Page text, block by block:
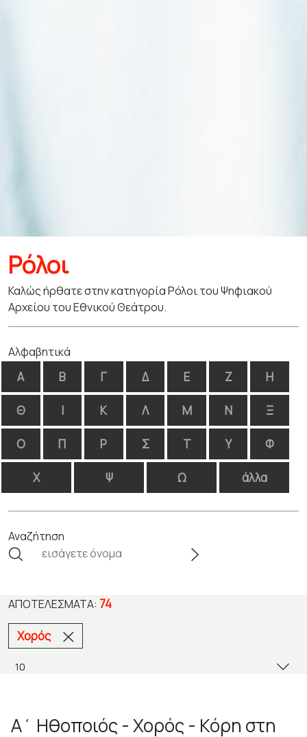
Ρόλοι
Καλώς ήρθατε στην κατηγορία Ρόλοι του Ψηφιακού
Αρχείου του Εθνικού Θεάτρου.
Αλφαβητικά
Α Β Γ Δ Ε Ζ Η
Θ Ι Κ Λ Μ Ν Ξ
Ο Π Ρ Σ Τ Υ Φ
Χ Ψ Ω άλλα
Αναζήτηση
ΑΠΟΤΕΛΈΣΜΑΤΑ: 74
Χορός
Α΄ Ηθοποιός - Χορός - Κόρη στη